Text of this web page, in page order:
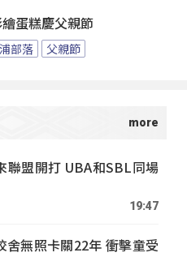
蛋糕慶父親節
部落 父親節
聯盟開打 UBA和SBL同場
19:47
舍無照卡關22年 衝擊童受